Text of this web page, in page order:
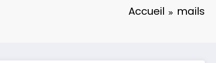
Accueil mails